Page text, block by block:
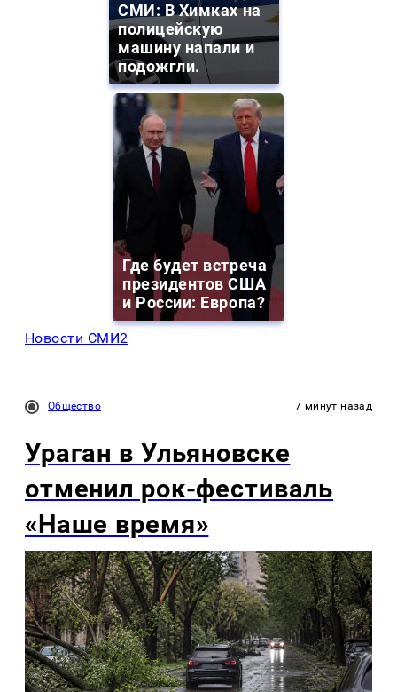
СМИ: В Химках на
полицейскую
машину напали и
подожгли.
Где будет встреча
президентов США
и России: Европа?
Новости СМИ2
Общество 7 минут назад
Ураган в Ульяновске
отменил рок-фестиваль
«Наше время»